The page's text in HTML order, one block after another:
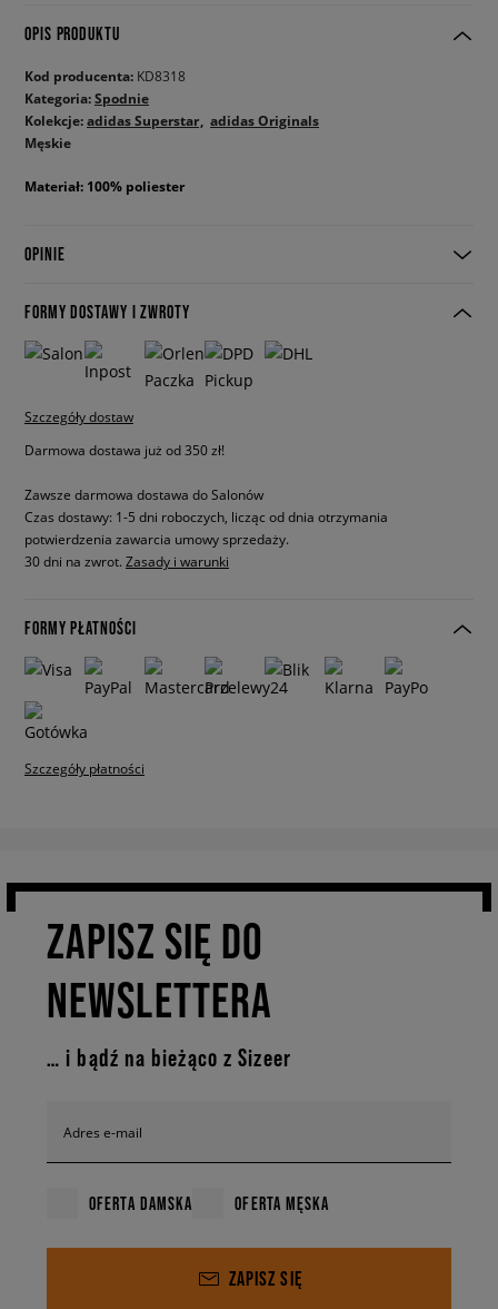
OPIS PRODUKTU
Kod producenta: KD8318
Kategoria:Spodnie
Kolekcje:adidas Superstar adidas Originals
Męskie
Materiał: 100% poliester
OPINIE
FORMY DOSTAWY I ZWROTY
Szczegóły dostaw
Darmowa dostawa już od 350 zł!
Zawsze darmowa dostawa do Salonów
Czas dostawy: 1-5 dni roboczych, licząc od dnia otrzymania
potwierdzenia zawarcia umowy sprzedaży.
30 dni na zwrot. Zasady i warunki
FORMY PŁATNOŚCI
Szczegóły płatności
ZAPISZ SIĘ DO
NEWSLETTERA
… i bądź na bieżąco z Sizeer
Adres e-mail
OFERTA DAMSKA OFERTA MĘSKA
ZAPISZ SIĘ